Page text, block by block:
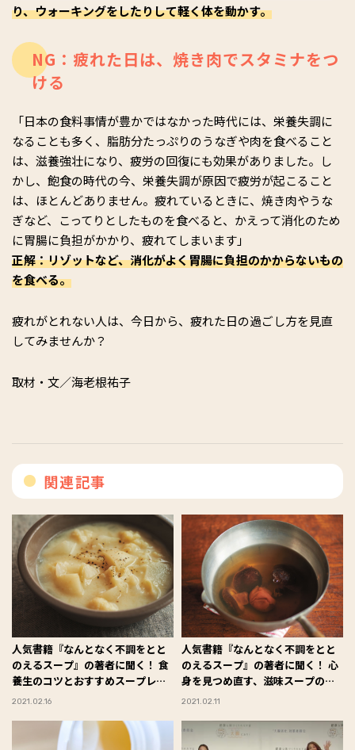
り、ウォーキングをしたりして軽く体を動かす。
NG：疲れた日は、焼き肉でスタミナをつ
ける
「日本の食料事情が豊かではなかった時代には、栄養失調に
なることも多く、脂肪分たっぷりのうなぎや肉を食べること
は、滋養強壮になり、疲労の回復にも効果がありました。し
かし、飽食の時代の今、栄養失調が原因で疲労が起こること
は、ほとんどありません。疲れているときに、焼き肉やうな
ぎなど、こってりとしたものを食べると、かえって消化のため
に胃腸に負担がかかり、疲れてしまいます」
正解：リゾットなど、消化がよく胃腸に負担のかからないもの
を食べる。
疲れがとれない人は、今日から、疲れた日の過ごし方を見直
してみませんか？
取材・文／海老根祐子
関連記事
人気書籍『なんとなく不調をとと
のえるスープ』の著者に聞く！ 食
養生のコツとおすすめスープレシ
ピ
2021.02.16
人気書籍『なんとなく不調をとと
のえるスープ』の著者に聞く！ 心
身を見つめ直す、滋味スープの原
点
2021.02.11